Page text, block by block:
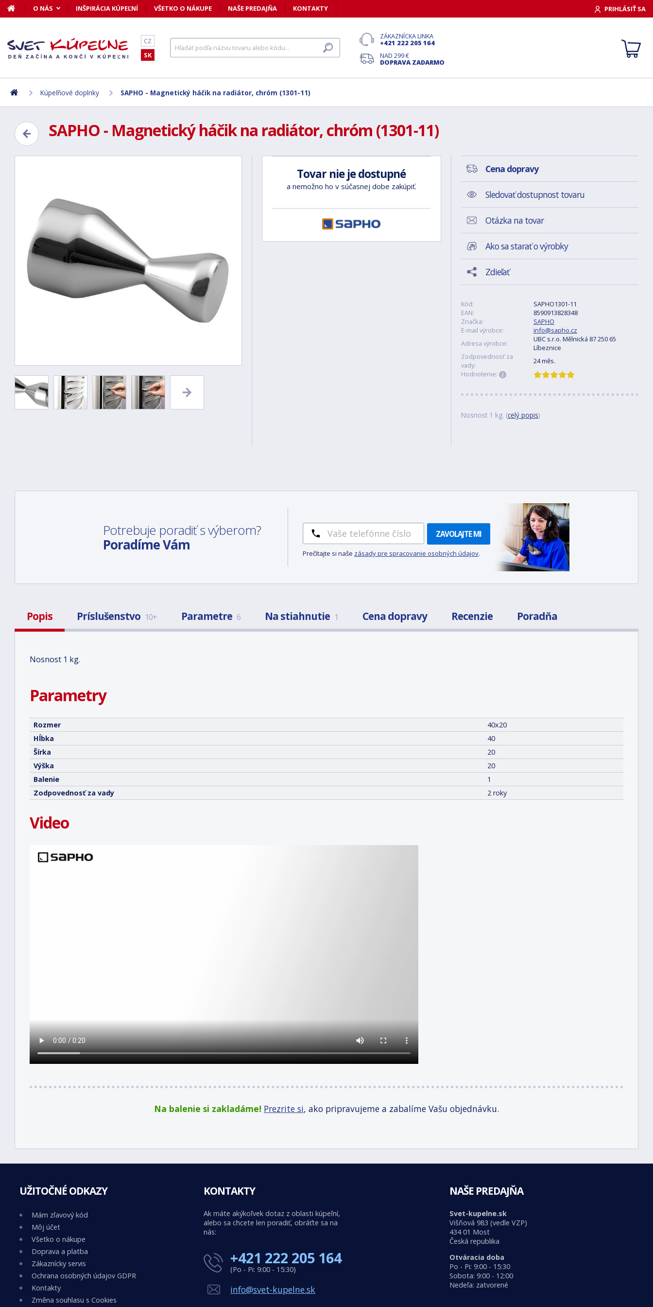
O NÁS INŠPIRÁCIA KÚPEĽNÍ VŠETKO O NÁKUPE NAŠE PREDAJŇA KONTAKTY PRIHLÁSIŤ SA
CZ
SK
ZÁKAZNÍCKA LINKA
+421 222 205 164
NAD 299 €
DOPRAVA ZADARMO
Kúpeľňové doplnky SAPHO - Magnetický háčik na radiátor, chróm (1301-11)
SAPHO - Magnetický háčik na radiátor, chróm (1301-11)
Tovar nie je dostupné
a nemožno ho v súčasnej dobe zakúpiť.
Cena dopravy
Sledovať dostupnost tovaru
Otázka na tovar
Ako sa starať o výrobky
Zdieľať
Kód:
SAPHO1301-11
EAN:
8590913828348
Značka:
SAPHO
E-mail výrobce:
info@sapho.cz
Adresa výrobce:
UBC s.r.o. Mělnická 87 250 65
Líbeznice
Zodpovednosť za
vady:
24 měs.
Hodnotenie:
Nosnost 1 kg. (celý popis)
Potrebuje poradiť s výberom?
Poradíme Vám
ZAVOLAJTE MI
Prečítajte si naše zásady pre spracovanie osobných údajov.
Popis Príslušenstvo 10+ Parametre 6 Na stiahnutie 1 Cena dopravy Recenzie Poradňa
Nosnost 1 kg.
Parametry
Rozmer
40x20
Hĺbka
40
Šírka
20
Výška
20
Balenie
1
Zodpovednosť za vady
2 roky
Video
Na balenie si zakladáme! Prezrite si, ako pripravujeme a zabalíme Vašu objednávku.
UŽITOČNÉ ODKAZY
Mám zľavový kód
Môj účet
Všetko o nákupe
Doprava a platba
Zákaznícky servis
Ochrana osobných údajov GDPR
Kontakty
Změna souhlasu s Cookies
KONTAKTY
Ak máte akýkoľvek dotaz z oblasti kúpeľní,
alebo sa chcete len poradiť, obráťte sa na
nás:
+421 222 205 164
(Po - Pi: 9:00 - 15:30)
info@svet-kupelne.sk
NAŠE PREDAJŇA
Svet-kupelne.sk
Višňová 983 (vedle VZP)
434 01 Most
Česká republika
Otváracia doba
Po - Pi: 9:00 - 15:30
Sobota: 9:00 - 12:00
Nedeľa: zatvorené